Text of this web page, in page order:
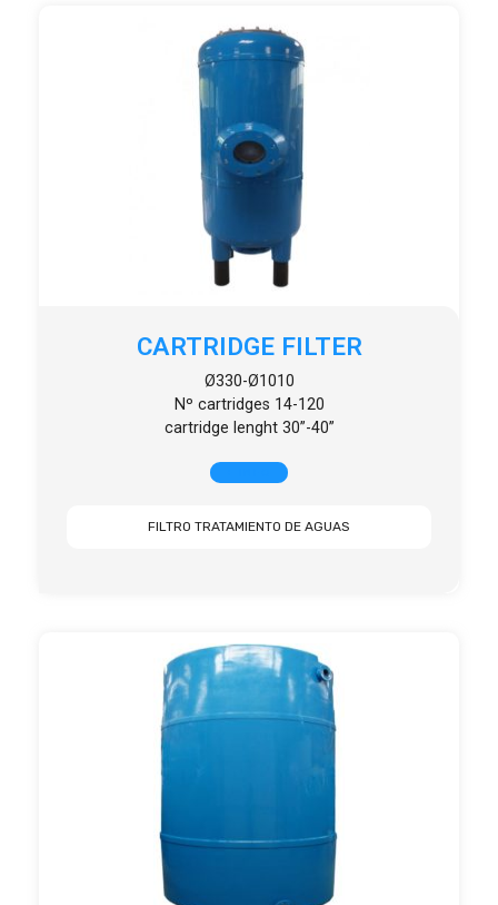
CARTRIDGE FILTER
Ø330-Ø1010
Nº cartridges 14-120
cartridge lenght 30”-40”
FILTRO TRATAMIENTO DE AGUAS